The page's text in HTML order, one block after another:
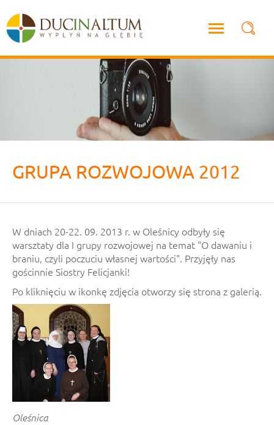
GRUPA ROZWOJOWA 2012
W dniach 20-22. 09. 2013 r. w Oleśnicy odbyły się
warsztaty dla I grupy rozwojowej na temat "O dawaniu i
braniu, czyli poczuciu własnej wartości". Przyjęły nas
gościnnie Siostry Felicjanki!
Po kliknięciu w ikonkę zdjęcia otworzy się strona z galerią.
Oleśnica